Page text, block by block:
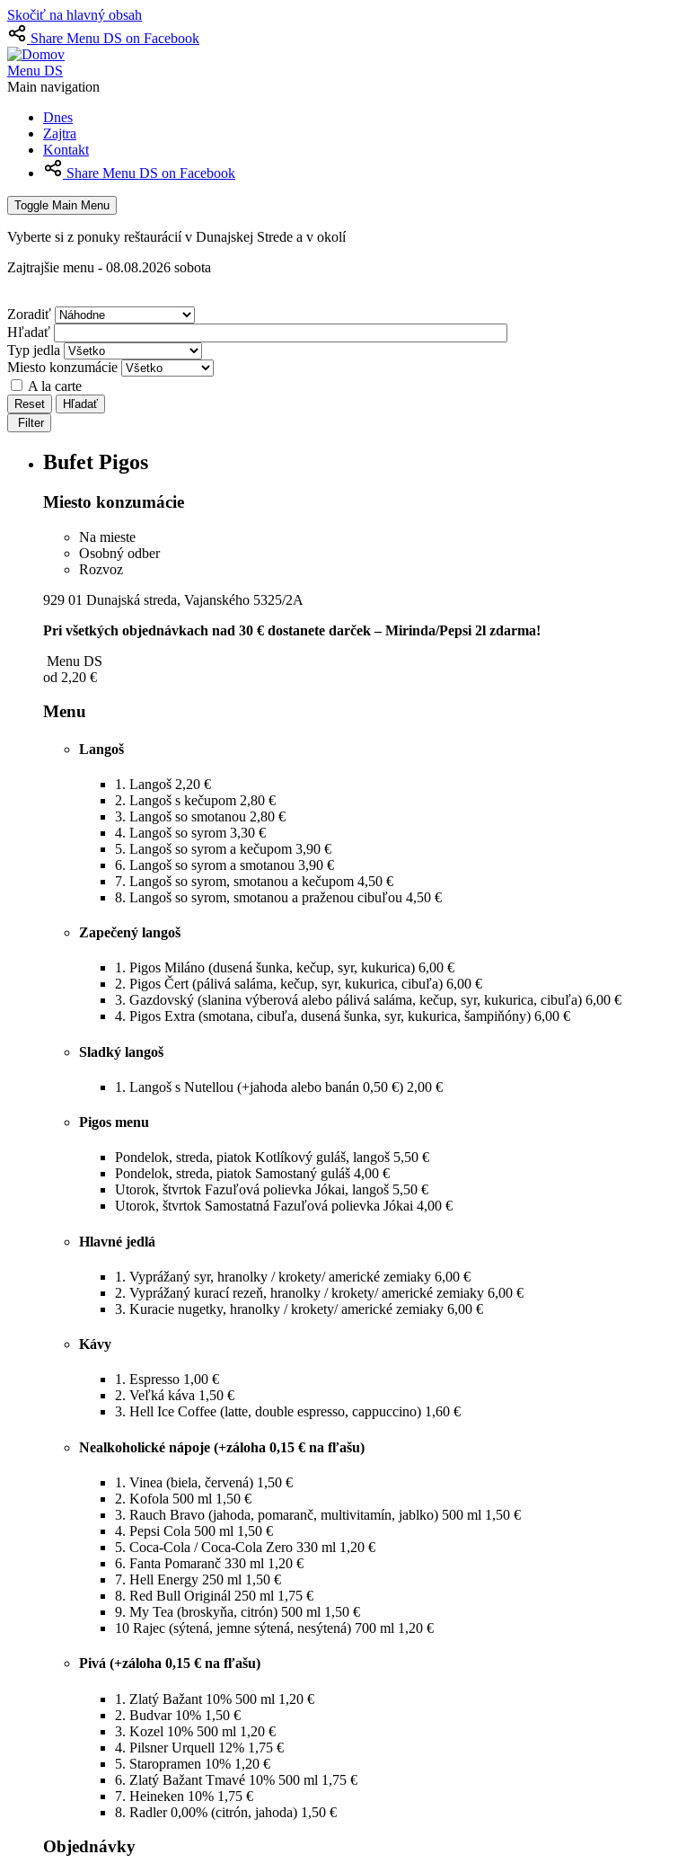
Skočiť na hlavný obsah
Share Menu DS on Facebook
Menu DS
Main navigation
Dnes
Zajtra
Kontakt
Share Menu DS on Facebook
Toggle Main Menu
Vyberte si z ponuky reštaurácií v Dunajskej Strede a v okolí
Zajtrajšie menu - 08.08.2026 sobota
Zoradiť
Hľadať
Typ jedla
Miesto konzumácie
A la carte
Filter
Bufet Pigos
Miesto konzumácie
Na mieste
Osobný odber
Rozvoz
929 01 Dunajská streda, Vajanského 5325/2A
Pri všetkých objednávkach nad 30 € dostanete darček – Mirinda/Pepsi 2l zdarma!
Menu DS
od 2,20 €
Menu
Langoš
1. Langoš 2,20 €
2. Langoš s kečupom 2,80 €
3. Langoš so smotanou 2,80 €
4. Langoš so syrom 3,30 €
5. Langoš so syrom a kečupom 3,90 €
6. Langoš so syrom a smotanou 3,90 €
7. Langoš so syrom, smotanou a kečupom 4,50 €
8. Langoš so syrom, smotanou a praženou cibuľou 4,50 €
Zapečený langoš
1. Pigos Miláno (dusená šunka, kečup, syr, kukurica) 6,00 €
2. Pigos Čert (pálivá saláma, kečup, syr, kukurica, cibuľa) 6,00 €
3. Gazdovský (slanina výberová alebo pálivá saláma, kečup, syr, kukurica, cibuľa) 6,00 €
4. Pigos Extra (smotana, cibuľa, dusená šunka, syr, kukurica, šampiňóny) 6,00 €
Sladký langoš
1. Langoš s Nutellou (+jahoda alebo banán 0,50 €) 2,00 €
Pigos menu
Pondelok, streda, piatok Kotlíkový guláš, langoš 5,50 €
Pondelok, streda, piatok Samostaný guláš 4,00 €
Utorok, štvrtok Fazuľová polievka Jókai, langoš 5,50 €
Utorok, štvrtok Samostatná Fazuľová polievka Jókai 4,00 €
Hlavné jedlá
1. Vyprážaný syr, hranolky / krokety/ americké zemiaky 6,00 €
2. Vyprážaný kurací rezeň, hranolky / krokety/ americké zemiaky 6,00 €
3. Kuracie nugetky, hranolky / krokety/ americké zemiaky 6,00 €
Kávy
1. Espresso 1,00 €
2. Veľká káva 1,50 €
3. Hell Ice Coffee (latte, double espresso, cappuccino) 1,60 €
Nealkoholické nápoje (+záloha 0,15 € na fľašu)
1. Vinea (biela, červená) 1,50 €
2. Kofola 500 ml 1,50 €
3. Rauch Bravo (jahoda, pomaranč, multivitamín, jablko) 500 ml 1,50 €
4. Pepsi Cola 500 ml 1,50 €
5. Coca-Cola / Coca-Cola Zero 330 ml 1,20 €
6. Fanta Pomaranč 330 ml 1,20 €
7. Hell Energy 250 ml 1,50 €
8. Red Bull Originál 250 ml 1,75 €
9. My Tea (broskyňa, citrón) 500 ml 1,50 €
10 Rajec (sýtená, jemne sýtená, nesýtená) 700 ml 1,20 €
Pivá (+záloha 0,15 € na fľašu)
1. Zlatý Bažant 10% 500 ml 1,20 €
2. Budvar 10% 1,50 €
3. Kozel 10% 500 ml 1,20 €
4. Pilsner Urquell 12% 1,75 €
5. Staropramen 10% 1,20 €
6. Zlatý Bažant Tmavé 10% 500 ml 1,75 €
7. Heineken 10% 1,75 €
8. Radler 0,00% (citrón, jahoda) 1,50 €
Objednávky